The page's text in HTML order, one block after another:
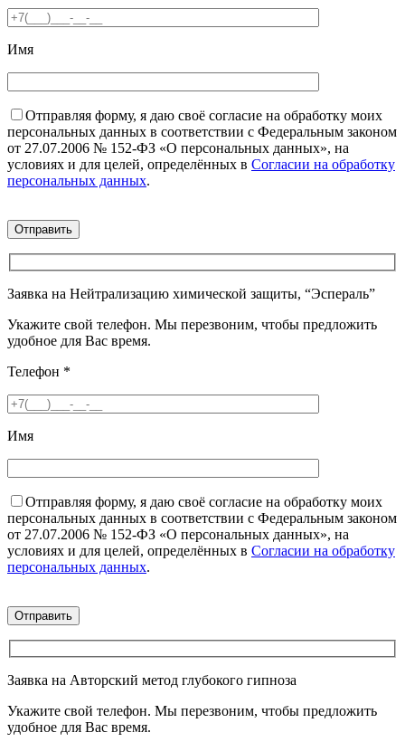
Имя
Отправляя форму, я даю своё согласие на обработку моих
персональных данных в соответствии с Федеральным законом
от 27.07.2006 № 152-ФЗ «О персональных данных», на
условиях и для целей, определённых в Согласии на обработку
персональных данных.
Заявка на Нейтрализацию химической защиты, “Эспераль”
Укажите свой телефон. Мы перезвоним, чтобы предложить
удобное для Вас время.
Телефон *
Имя
Отправляя форму, я даю своё согласие на обработку моих
персональных данных в соответствии с Федеральным законом
от 27.07.2006 № 152-ФЗ «О персональных данных», на
условиях и для целей, определённых в Согласии на обработку
персональных данных.
Заявка на Авторский метод глубокого гипноза
Укажите свой телефон. Мы перезвоним, чтобы предложить
удобное для Вас время.